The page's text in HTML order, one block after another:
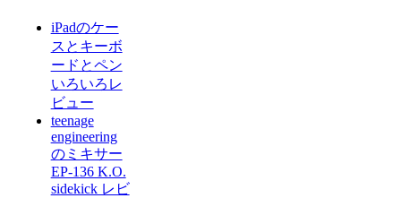
iPadのケー
スとキーボ
ードとペン
いろいろレ
ビュー
teenage
engineering
のミキサー
EP-136 K.O.
sidekick レビ